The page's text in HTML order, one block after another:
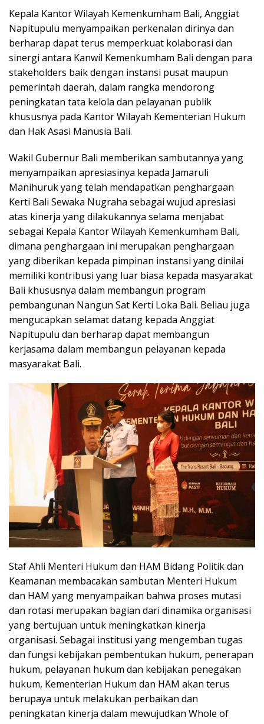
Kepala Kantor Wilayah Kemenkumham Bali, Anggiat
Napitupulu menyampaikan perkenalan dirinya dan
berharap dapat terus memperkuat kolaborasi dan
sinergi antara Kanwil Kemenkumham Bali dengan para
stakeholders baik dengan instansi pusat maupun
pemerintah daerah, dalam rangka mendorong
peningkatan tata kelola dan pelayanan publik
khususnya pada Kantor Wilayah Kementerian Hukum
dan Hak Asasi Manusia Bali.
Wakil Gubernur Bali memberikan sambutannya yang
menyampaikan apresiasinya kepada Jamaruli
Manihuruk yang telah mendapatkan penghargaan
Kerti Bali Sewaka Nugraha sebagai wujud apresiasi
atas kinerja yang dilakukannya selama menjabat
sebagai Kepala Kantor Wilayah Kemenkumham Bali,
dimana penghargaan ini merupakan penghargaan
yang diberikan kepada pimpinan instansi yang dinilai
memiliki kontribusi yang luar biasa kepada masyarakat
Bali khususnya dalam membangun program
pembangunan Nangun Sat Kerti Loka Bali. Beliau juga
mengucapkan selamat datang kepada Anggiat
Napitupulu dan berharap dapat membangun
kerjasama dalam membangun pelayanan kepada
masyarakat Bali.
Staf Ahli Menteri Hukum dan HAM Bidang Politik dan
Keamanan membacakan sambutan Menteri Hukum
dan HAM yang menyampaikan bahwa proses mutasi
dan rotasi merupakan bagian dari dinamika organisasi
yang bertujuan untuk meningkatkan kinerja
organisasi. Sebagai institusi yang mengemban tugas
dan fungsi kebijakan pembentukan hukum, penerapan
hukum, pelayanan hukum dan kebijakan penegakan
hukum, Kementerian Hukum dan HAM akan terus
berupaya untuk melakukan perbaikan dan
peningkatan kinerja dalam mewujudkan Whole of